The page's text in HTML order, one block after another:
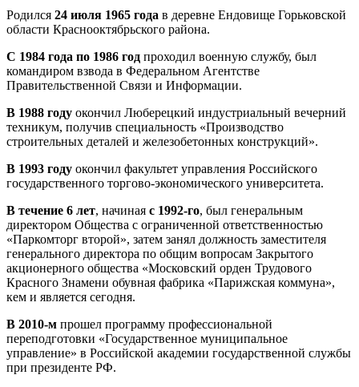
Родился 24 июля 1965 года в деревне Ендовище Горьковской
области Краснооктябрьского района.
С 1984 года по 1986 год проходил военную службу, был
командиром взвода в Федеральном Агентстве
Правительственной Связи и Информации.
В 1988 году окончил Люберецкий индустриальный вечерний
техникум, получив специальность «Производство
строительных деталей и железобетонных конструкций».
В 1993 году окончил факультет управления Российского
государственного торгово-экономического университета.
В течение 6 лет, начиная с 1992-го, был генеральным
директором Общества с ограниченной ответственностью
«Паркомторг второй», затем занял должность заместителя
генерального директора по общим вопросам Закрытого
акционерного общества «Московский орден Трудового
Красного Знамени обувная фабрика «Парижская коммуна»,
кем и является сегодня.
В 2010-м прошел программу профессиональной
переподготовки «Государственное муниципальное
управление» в Российской академии государственной службы
при президенте РФ.